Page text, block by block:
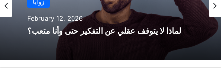
زوايا
February 17, 2026
زوايا
February 12, 2026
لماذا لا يتوقف عقلي عن التفكير حتى وأنا متعب؟